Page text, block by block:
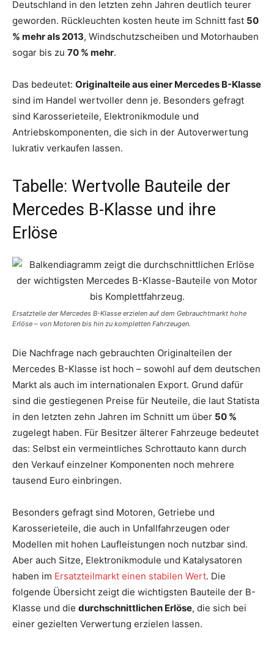
Deutschland in den letzten zehn Jahren deutlich teurer
geworden. Rückleuchten kosten heute im Schnitt fast 50
% mehr als 2013, Windschutzscheiben und Motorhauben
sogar bis zu 70 % mehr.
Das bedeutet: Originalteile aus einer Mercedes B-Klasse
sind im Handel wertvoller denn je. Besonders gefragt
sind Karosserieteile, Elektronikmodule und
Antriebskomponenten, die sich in der Autoverwertung
lukrativ verkaufen lassen.
Tabelle: Wertvolle Bauteile der
Mercedes B-Klasse und ihre
Erlöse
Ersatzteile der Mercedes B-Klasse erzielen auf dem Gebrauchtmarkt hohe
Erlöse – von Motoren bis hin zu kompletten Fahrzeugen.
Die Nachfrage nach gebrauchten Originalteilen der
Mercedes B-Klasse ist hoch – sowohl auf dem deutschen
Markt als auch im internationalen Export. Grund dafür
sind die gestiegenen Preise für Neuteile, die laut Statista
in den letzten zehn Jahren im Schnitt um über 50 %
zugelegt haben. Für Besitzer älterer Fahrzeuge bedeutet
das: Selbst ein vermeintliches Schrottauto kann durch
den Verkauf einzelner Komponenten noch mehrere
tausend Euro einbringen.
Besonders gefragt sind Motoren, Getriebe und
Karosserieteile, die auch in Unfallfahrzeugen oder
Modellen mit hohen Laufleistungen noch nutzbar sind.
Aber auch Sitze, Elektronikmodule und Katalysatoren
haben im Ersatzteilmarkt einen stabilen Wert. Die
folgende Übersicht zeigt die wichtigsten Bauteile der B-
Klasse und die durchschnittlichen Erlöse, die sich bei
einer gezielten Verwertung erzielen lassen.